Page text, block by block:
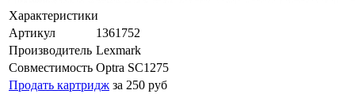
Характеристики
Артикул
1361752
Производитель Lexmark
Совместимость Optra SC1275
Продать картридж за 250 руб